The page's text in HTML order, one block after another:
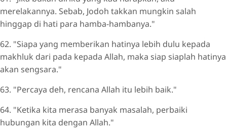
merelakannya. Sebab, Jodoh takkan mungkin salah
hinggap di hati para hamba-hambanya."
62. "Siapa yang memberikan hatinya lebih dulu kepada
makhluk dari pada kepada Allah, maka siap siaplah hatinya
akan sengsara."
63. "Percaya deh, rencana Allah itu lebih baik."
64. "Ketika kita merasa banyak masalah, perbaiki
hubungan kita dengan Allah."